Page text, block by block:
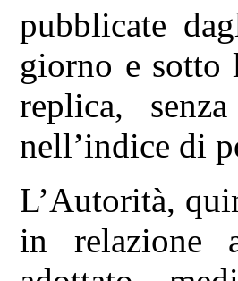
pubblicate
giorno e sotto
replica,
nell’indice di
L’Autorità,
in relazione